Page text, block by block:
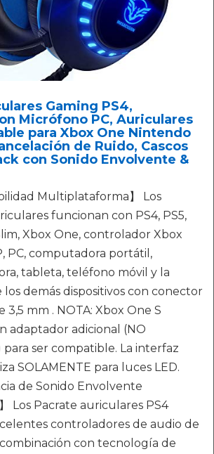
Gaming PS4,
Micrófono PC, Auriculares
para Xbox One Nintendo
de Ruido, Cascos
con Sonido Envolvente &
Multiplataforma】 Los
funcionan con PS4, PS5,
Xbox One, controlador Xbox
PC, computadora portátil,
tableta, teléfono móvil y la
los demás dispositivos con conector
3,5 mm . NOTA: Xbox One S
adaptador adicional (NO
para ser compatible. La interfaz
SOLAMENTE para luces LED.
de Sonido Envolvente
Los Pacrate auriculares PS4
controladores de audio de
con tecnología de